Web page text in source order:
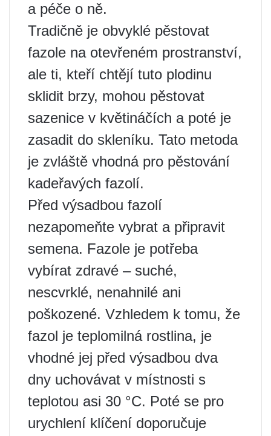
a péče o ně.
Tradičně je obvyklé pěstovat
fazole na otevřeném prostranství,
ale ti, kteří chtějí tuto plodinu
sklidit brzy, mohou pěstovat
sazenice v květináčích a poté je
zasadit do skleníku. Tato metoda
je zvláště vhodná pro pěstování
kadeřavých fazolí.
Před výsadbou fazolí
nezapomeňte vybrat a připravit
semena. Fazole je potřeba
vybírat zdravé – suché,
nescvrklé, nenahnilé ani
poškozené. Vzhledem k tomu, že
fazol je teplomilná rostlina, je
vhodné jej před výsadbou dva
dny uchovávat v místnosti s
teplotou asi 30 °C. Poté se pro
urychlení klíčení doporučuje